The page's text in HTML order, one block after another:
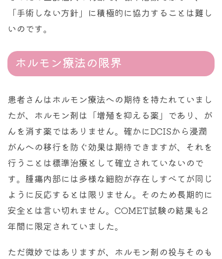
「手術しない方針」に積極的に協力することは難し
いのです。
ホルモン療法の限界
患者さんはホルモン療法への期待を持たれていまし
たが、ホルモン剤は「増殖を抑える薬」であり、が
んを消す薬ではありません。確かにDCISから浸潤
がんへの移行を防ぐ効果は期待できますが、それを
行うことは標準治療として確立されていないので
す。腫瘍内部には多様な細胞が存在しすべてが同じ
ように反応するとは限りません。そのため長期的に
安全とは言い切れません。COMET試験の結果も2
年間に限定されていました。
ただ微妙ではありますが、ホルモン剤の投与そのも